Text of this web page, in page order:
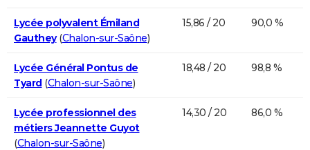
Lycée polyvalent Émiland
Gauthey(Chalon-sur-Saône)
15,86 / 20 90,0 %
Lycée Général Pontus de
Tyard(Chalon-sur-Saône)
18,48 / 20 98,8 %
Lycée professionnel des
métiers Jeannette Guyot
(Chalon-sur-Saône)
14,30 / 20 86,0 %